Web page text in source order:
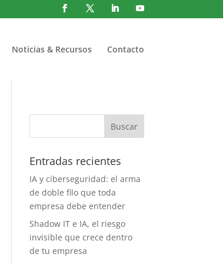
Noticias & Recursos Contacto
Entradas recientes
IA y ciberseguridad: el arma
de doble filo que toda
empresa debe entender
Shadow IT e IA, el riesgo
invisible que crece dentro
de tu empresa